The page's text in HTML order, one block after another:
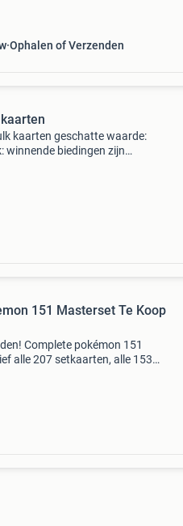
Ophalen of Verzenden
kaarten geschatte waarde:
winnende biedingen zijn
151 Masterset Te Koop
Complete pokémon 151
alle 207 setkaarten, alle 153